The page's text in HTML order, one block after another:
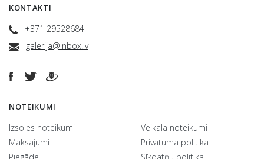
KONTAKTI
+371 29528684
galerija@inbox.lv
NOTEIKUMI
Izsoles noteikumi
Maksājumi
Veikala noteikumi
Privātuma politika